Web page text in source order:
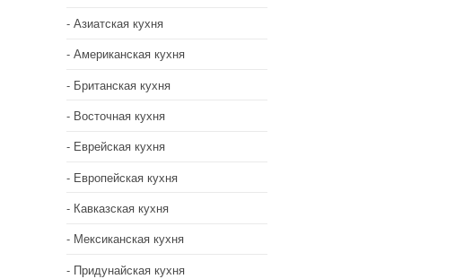
Азиатская кухня
Американская кухня
Британская кухня
Восточная кухня
Еврейская кухня
Европейская кухня
Кавказская кухня
Мексиканская кухня
Придунайская кухня